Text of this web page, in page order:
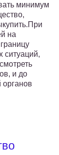
минимум
на
ситуаций,
и до
органов